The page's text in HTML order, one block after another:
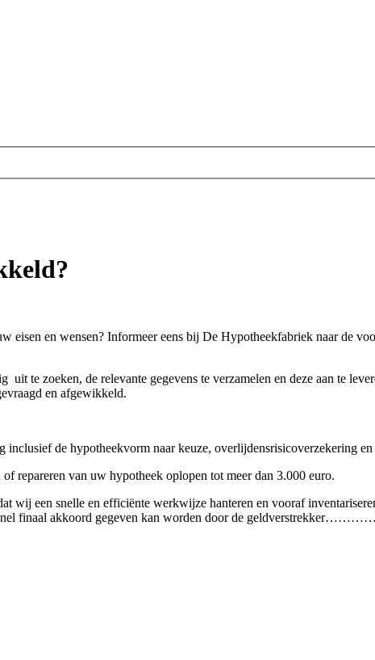
eisen en wensen? Informeer eens bij De Hypotheekfabriek naar de
te zoeken, de relevante gegevens te verzamelen en deze aan te
en afgewikkeld.
de hypotheekvorm naar keuze, overlijdensrisicoverzekering en
repareren van uw hypotheek oplopen tot meer dan 3.000 euro.
wij een snelle en efficiënte werkwijze hanteren en vooraf
finaal akkoord gegeven kan worden door de